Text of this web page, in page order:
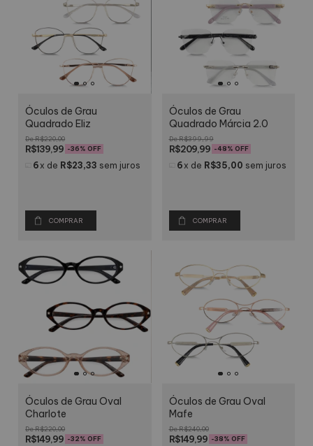
Óculos de Grau
Quadrado Eliz
R$220,00
R$139,99 -36% OFF
6 x de R$23,33 sem juros
COMPRAR
Óculos de Grau
Quadrado Márcia 2.0
R$399,99
R$209,99 -48% OFF
6 x de R$35,00 sem juros
COMPRAR
Óculos de Grau Oval
Charlote
R$220,00
R$149,99 -32% OFF
Óculos de Grau Oval
Mafe
R$240,00
R$149,99 -38% OFF